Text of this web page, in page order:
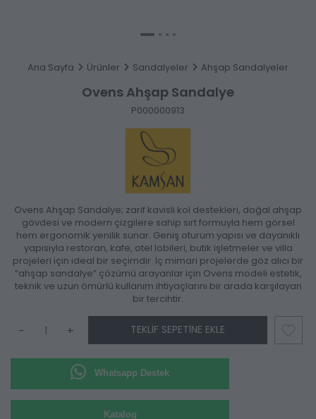
Ana Sayfa Ürünler Sandalyeler Ahşap Sandalyeler
Ovens Ahşap Sandalye
P000000913
Ovens Ahşap Sandalye; zarif kavisli kol destekleri, doğal ahşap
gövdesi ve modern çizgilere sahip sırt formuyla hem görsel
hem ergonomik yenilik sunar. Geniş oturum yapısı ve dayanıklı
yapısıyla restoran, kafe, otel lobileri, butik işletmeler ve villa
projeleri için ideal bir seçimdir. İç mimari projelerde göz alıcı bir
“ahşap sandalye” çözümü arayanlar için Ovens modeli estetik,
teknik ve uzun ömürlü kullanım ihtiyaçlarını bir arada karşılayan
bir tercihtir.
- + TEKLIF SEPETINE EKLE
Whatsapp Destek
Katalog